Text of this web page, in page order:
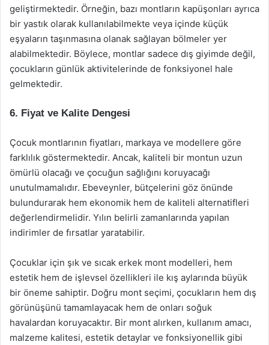
geliştirmektedir. Örneğin, bazı montların kapüşonları ayrıca
bir yastık olarak kullanılabilmekte veya içinde küçük
eşyaların taşınmasına olanak sağlayan bölmeler yer
alabilmektedir. Böylece, montlar sadece dış giyimde değil,
çocukların günlük aktivitelerinde de fonksiyonel hale
gelmektedir.
6. Fiyat ve Kalite Dengesi
Çocuk montlarının fiyatları, markaya ve modellere göre
farklılık göstermektedir. Ancak, kaliteli bir montun uzun
ömürlü olacağı ve çocuğun sağlığını koruyacağı
unutulmamalıdır. Ebeveynler, bütçelerini göz önünde
bulundurarak hem ekonomik hem de kaliteli alternatifleri
değerlendirmelidir. Yılın belirli zamanlarında yapılan
indirimler de fırsatlar yaratabilir.
Çocuklar için şık ve sıcak erkek mont modelleri, hem
estetik hem de işlevsel özellikleri ile kış aylarında büyük
bir öneme sahiptir. Doğru mont seçimi, çocukların hem dış
görünüşünü tamamlayacak hem de onları soğuk
havalardan koruyacaktır. Bir mont alırken, kullanım amacı,
malzeme kalitesi, estetik detaylar ve fonksiyonellik gibi